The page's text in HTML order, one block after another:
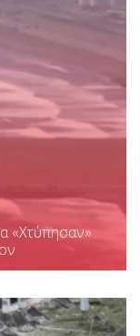
«χτύπησαν»